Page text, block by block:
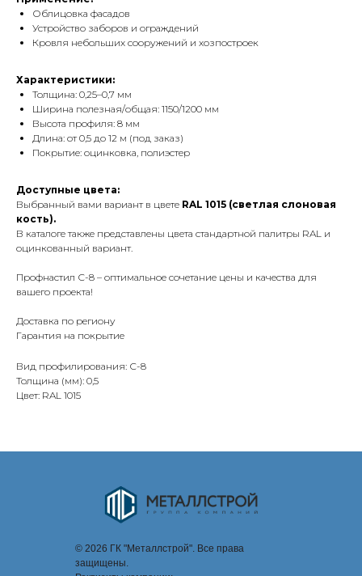
Облицовка фасадов
Устройство заборов и ограждений
Кровля небольших сооружений и хозпостроек
Характеристики:
Толщина: 0,25–0,7 мм
Ширина полезная/общая: 1150/1200 мм
Высота профиля: 8 мм
Длина: от 0,5 до 12 м (под заказ)
Покрытие: оцинковка, полиэстер
Доступные цвета:
Выбранный вами вариант в цвете RAL 1015 (светлая слоновая
кость).
В каталоге также представлены цвета стандартной палитры RAL и
оцинкованный вариант.
Профнастил С-8 – оптимальное сочетание цены и качества для
вашего проекта!
Доставка по региону
Гарантия на покрытие
Вид профилирования: С-8
Толщина (мм): 0,5
Цвет: RAL 1015
© 2026 ГК "Металлстрой". Все права
защищены.